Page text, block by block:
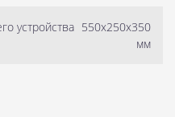
устройства 550x250x350
мм